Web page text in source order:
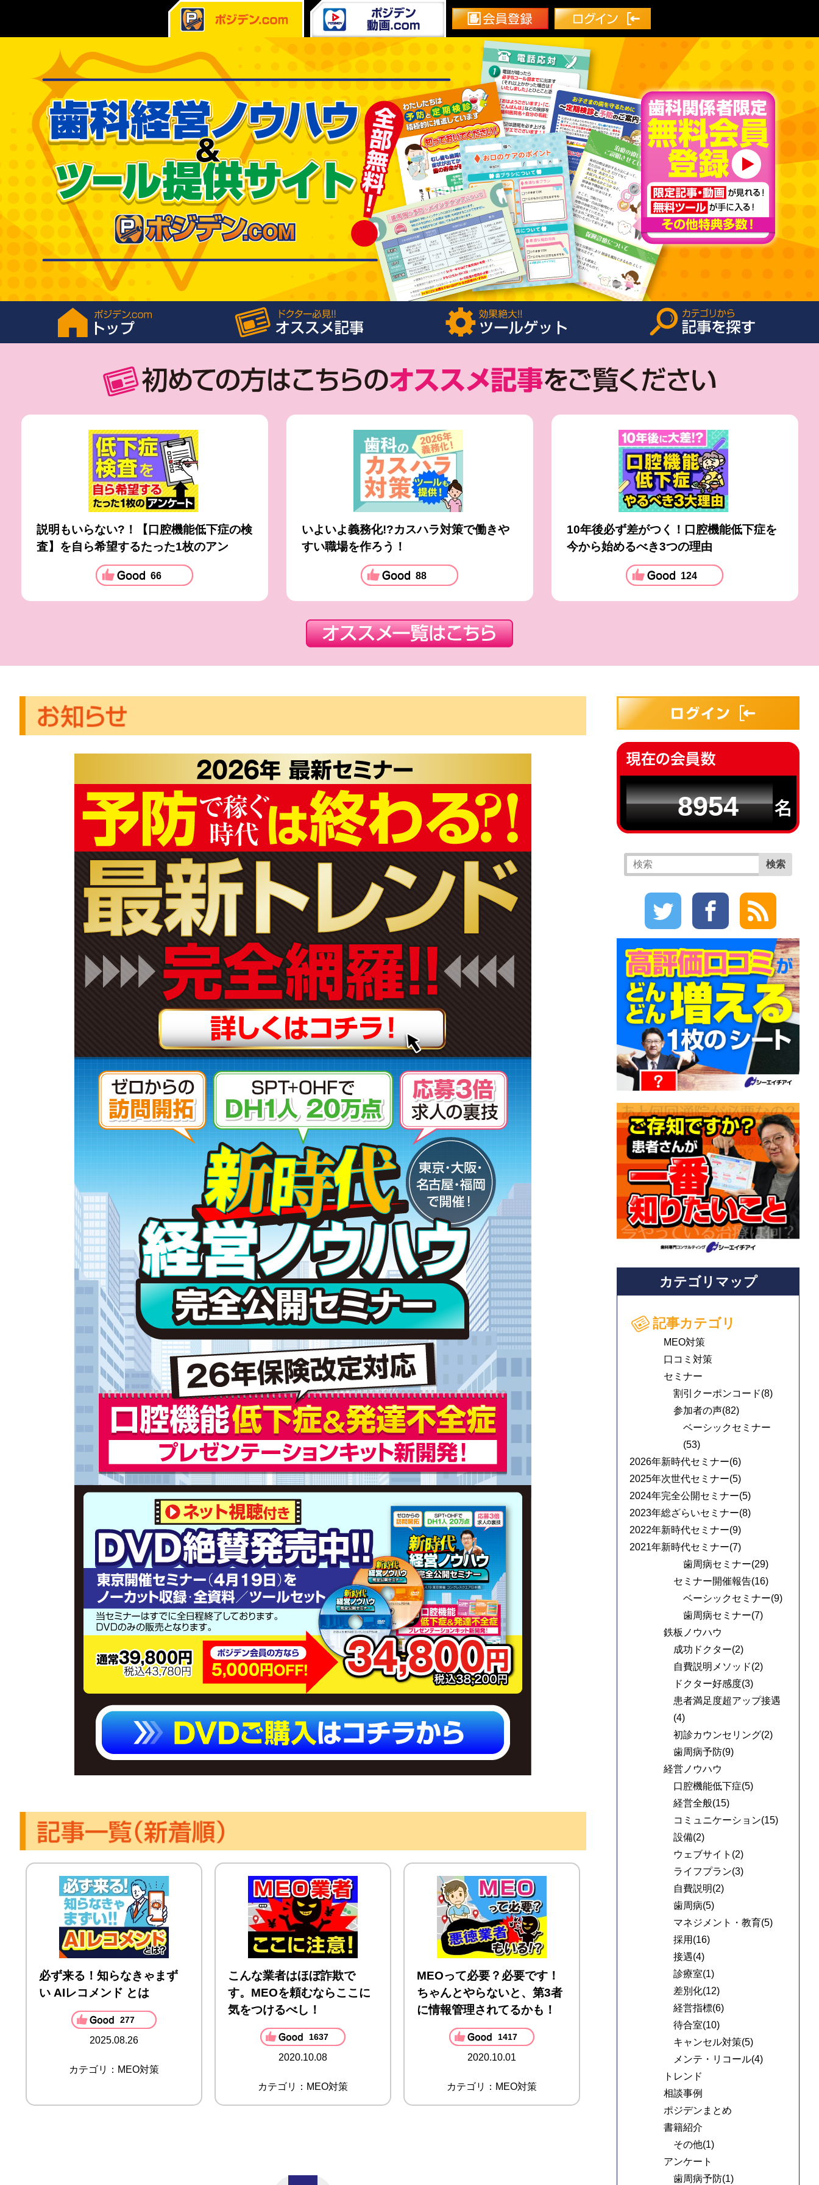
説明もいらない?！【口腔機能低下症の検
査】を自ら希望するたった1枚のアン
66
いよいよ義務化!?カスハラ対策で働きや
すい職場を作ろう！
88
10年後必ず差がつく！口腔機能低下症を
今から始めるべき3つの理由
124
必ず来る！知らなきゃまず
い AIレコメンド とは
277
2025.08.26
カテゴリ：MEO対策
こんな業者はほぼ詐欺で
す。MEOを頼むならここに
気をつけるべし！
1637
2020.10.08
カテゴリ：MEO対策
MEOって必要？必要です！
ちゃんとやらないと、第3者
に情報管理されてるかも！
1417
2020.10.01
カテゴリ：MEO対策
8954
カテゴリマップ
記事カテゴリ
MEO対策
口コミ対策
セミナー
割引クーポンコード(8)
参加者の声(82)
ベーシックセミナー
(53)
2026年新時代セミナー(6)
2025年次世代セミナー(5)
2024年完全公開セミナー(5)
2023年総ざらいセミナー(8)
2022年新時代セミナー(9)
2021年新時代セミナー(7)
歯周病セミナー(29)
セミナー開催報告(16)
ベーシックセミナー(9)
歯周病セミナー(7)
鉄板ノウハウ
成功ドクター(2)
自費説明メソッド(2)
ドクター好感度(3)
患者満足度超アップ接遇
(4)
初診カウンセリング(2)
歯周病予防(9)
経営ノウハウ
口腔機能低下症(5)
経営全般(15)
コミュニケーション(15)
設備(2)
ウェブサイト(2)
ライフプラン(3)
自費説明(2)
歯周病(5)
マネジメント・教育(5)
採用(16)
接遇(4)
診療室(1)
差別化(12)
経営指標(6)
待合室(10)
キャンセル対策(5)
メンテ・リコール(4)
トレンド
相談事例
ポジデンまとめ
書籍紹介
その他(1)
アンケート
歯周病予防(1)